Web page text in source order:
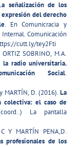
a señalización de los
expresión del derecho
. En Comunicracia y
Comunicación
cutt.ly/tey2Fti
SOBRINO, M.A.
la radio universitaria.
Social.
MARTÍN, D. (2016). La
colectiva: el caso de
La pantalla
Y MARTÍN PENA,D.
profesionales de los